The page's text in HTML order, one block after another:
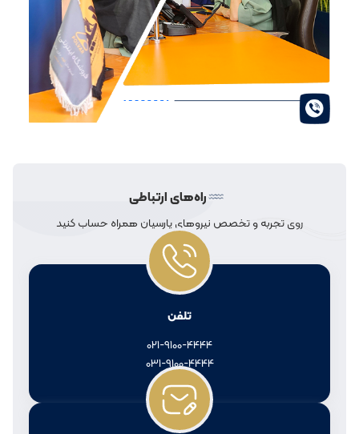
راه‌های ارتباطی
روی تجربه و تخصص نیروهای پارسیان همراه حساب کنید
تلفن
021-9100-4444
031-9100-4444